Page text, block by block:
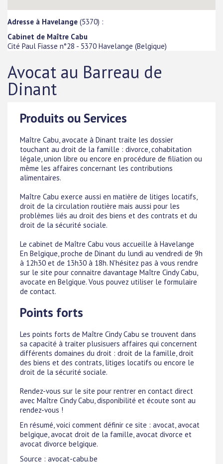
Adresse à Havelange (5370) :
Cabinet de Maître Cabu
Cité Paul Fiasse n°28 - 5370 Havelange (Belgique)
Avocat au Barreau de
Dinant
Produits ou Services
Maître Cabu, avocate à Dinant traite les dossier
touchant au droit de la famille : divorce, cohabitation
légale, union libre ou encore en procédure de filiation ou
même les affaires concernant les contributions
alimentaires.
Maître Cabu exerce aussi en matière de litiges locatifs,
droit de la circulation routière mais aussi pour les
problèmes liés au droit des biens et des contrats et du
droit de la sécurité sociale.
Le cabinet de Maître Cabu vous accueille à Havelange
En Belgique, proche de Dinant du lundi au vendredi de 9h
à 12h30 et de 13h30 à 18h. N'hésitez pas à vous rendre
sur le site pour connaitre davantage Maître Cindy Cabu,
avocate en Belgique. Vous pouvez utiliser le formulaire
de contact.
Points forts
Les points forts de Maître Cindy Cabu se trouvent dans
sa capacité à traiter plusisuers affaires qui concernent
différents domaines du droit : droit de la famille, droit
des biens et des contrats, litiges locatifs ou encore le
droit de la sécurité sociale.
Rendez-vous sur le site pour rentrer en contact direct
avec Maître Cindy Cabu, disponibilité et écoute sont au
rendez-vous !
En résumé, voici comment définir ce site : avocat, avocat
belgique, avocat droit de la famille, avocat divorce et
avocat divorce belgique.
Source : avocat-cabu.be